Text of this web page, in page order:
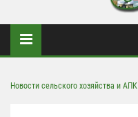
Новости сельского хозяйства и АПК